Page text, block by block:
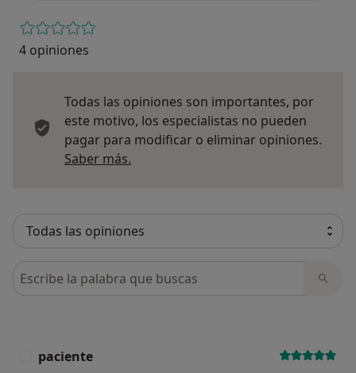
4 opiniones
Todas las opiniones son importantes, por
este motivo, los especialistas no pueden
pagar para modificar o eliminar opiniones.
Saber más.
Busca en opiniones
paciente